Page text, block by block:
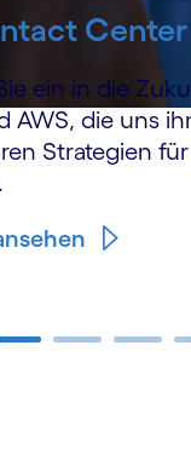
ein in die
AWS, die uns
Strategien